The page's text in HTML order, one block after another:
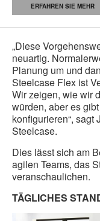
ERFAHREN SIE MEHR
„Diese
neuartig.
Planung um und
Steelcase Flex ist
Wir zeigen, wie wir
würden, aber es
konfigurieren“,
Steelcase.
Dies lässt sich am
agilen Teams, das
veranschaulichen.
TÄGLICHES